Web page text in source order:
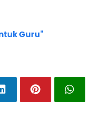
Guru"